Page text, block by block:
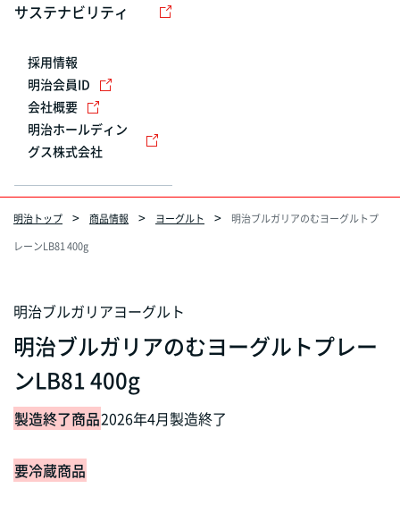
サステナビリティ
採用情報
明治会員ID
会社概要
明治ホールディン
グス株式会社
明治トップ 商品情報 ヨーグルト
明治ブルガリアのむヨーグルトプ
レーンLB81 400g
明治ブルガリアヨーグルト
明治ブルガリアのむヨーグルトプレー
ンLB81 400g
製造終了商品2026年4月製造終了
要冷蔵商品